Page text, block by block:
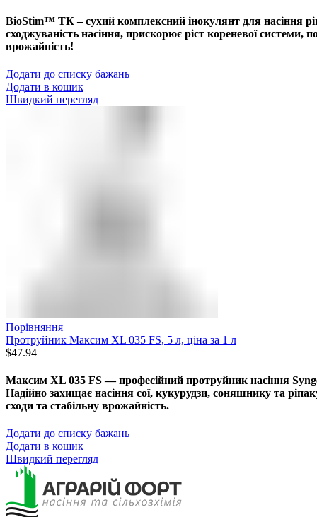
BioStim™ ТК – сухий комплексний інокулянт для насіння
сходжуваність насіння, прискорює ріст кореневої системи,
врожайність!
Додати до списку бажань
Додати в кошик
Швидкий перегляд
Порівняння
Протруйник Максим XL 035 FS, 5 л, ціна за 1 л
$47.94
Максим XL 035 FS — професійний протруйник насіння
Надійно захищає насіння сої, кукурудзи, соняшнику та
сходи та стабільну врожайність.
Додати до списку бажань
Додати в кошик
Швидкий перегляд